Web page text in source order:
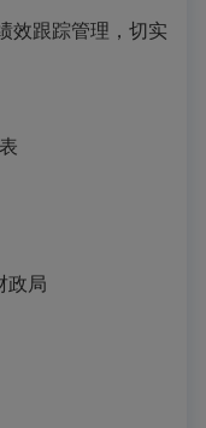
效跟踪管理，切实
局